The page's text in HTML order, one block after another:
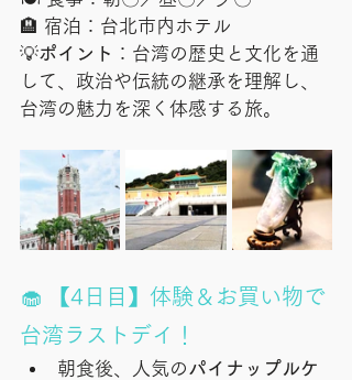
🏨 宿泊：台北市内ホテル
💡ポイント ： 台湾の歴史と文化を通
して、政治や伝統の継承を理解し、
台湾の魅力を深く体感する旅。
🧁 【4日目】体験＆お買い物で
台湾ラストデイ！
朝食後、人気のパイナップルケ